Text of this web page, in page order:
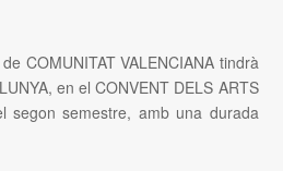
COMUNITAT VALENCIANA tindrà
en el CONVENT DELS ARTS
segon semestre, amb una durada